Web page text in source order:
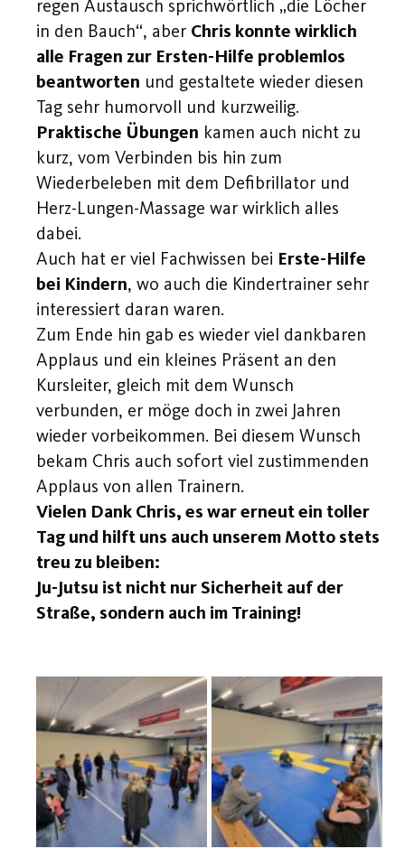
regen Austausch sprichwörtlich „die Löcher
in den Bauch“, aber Chris konnte wirklich
alle Fragen zur Ersten-Hilfe problemlos
beantworten und gestaltete wieder diesen
Tag sehr humorvoll und kurzweilig.
Praktische Übungen kamen auch nicht zu
kurz, vom Verbinden bis hin zum
Wiederbeleben mit dem Defibrillator und
Herz-Lungen-Massage war wirklich alles
dabei.
Auch hat er viel Fachwissen bei Erste-Hilfe
bei Kindern, wo auch die Kindertrainer sehr
interessiert daran waren.
Zum Ende hin gab es wieder viel dankbaren
Applaus und ein kleines Präsent an den
Kursleiter, gleich mit dem Wunsch
verbunden, er möge doch in zwei Jahren
wieder vorbeikommen. Bei diesem Wunsch
bekam Chris auch sofort viel zustimmenden
Applaus von allen Trainern.
Vielen Dank Chris, es war erneut ein toller
Tag und hilft uns auch unserem Motto stets
treu zu bleiben:
Ju-Jutsu ist nicht nur Sicherheit auf der
Straße, sondern auch im Training!